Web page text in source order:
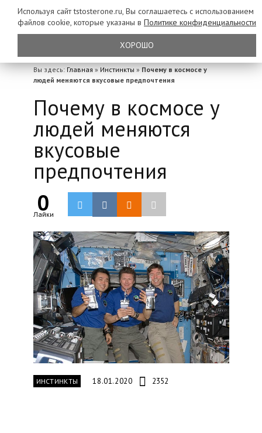
Вы здесь: Главная » Инстинкты » Почему в космосе у
людей меняются вкусовые предпочтения
Почему в космосе у
людей меняются
вкусовые
предпочтения
0
Лайки
ИНСТИНКТЫ 18.01.2020 2352
Используя сайт tstosterone.ru, Вы соглашаетесь с использованием
файлов cookie, которые указаны в Политике конфиденциальности
ХОРОШО